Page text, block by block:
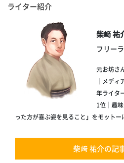
ライター紹介
柴﨑 祐
フリー
元お坊さ
｜メディ
年ライタ
1位｜趣
った方が喜ぶ姿を見ること」をモットー
柴﨑 祐介の記